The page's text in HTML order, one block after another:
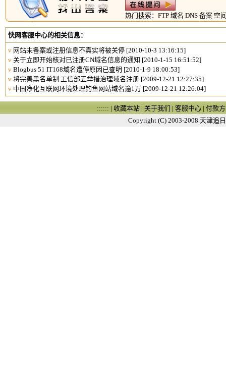
热门搜索： FTP 域名 DNS 备案 空
快网客服中心的相关信息：
v 网站未备案或注册信息不真实将被关停 [2010-10-3 13:16:15]
v 关于立即开始核对已注册CN域名信息的通知 [2010-1-15 16:51:52]
v Blogbus 51 IT168域名遭停原因已查明 [2010-1-9 18:00:53]
v 将完善黑名单制 工信部五举措治理域名注册 [2009-12-21 12:27:35]
v 中国净化互联网环境处理钓鱼网站域名逾1万 [2009-12-21 12:26:04]
:::::: | 收藏本站 | 关于我们 | 客服中心 | 付款
Copyright (C) 2003-2008 天津追